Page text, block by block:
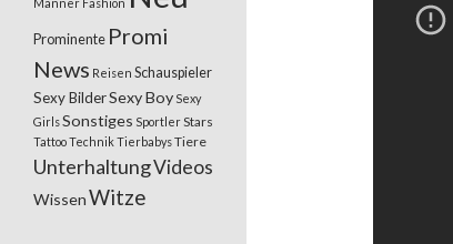
Prominente Promi
News Reisen Schauspieler
Sexy BilderSexy Boy Sexy
GirlsSonstiges SportlerStars
TattooTechnikTierbabysTiere
UnterhaltungVideos
WissenWitze